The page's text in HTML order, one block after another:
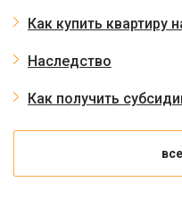
Как купить квартиру
Наследство
Как получить